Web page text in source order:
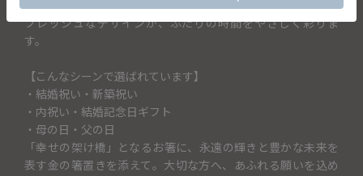
フレッシュなデザインが、ふたりの時間をやさしく彩りま
す。
【こんなシーンで選ばれています】
・結婚祝い・新築祝い
・内祝い・結婚記念日ギフト
・母の日・父の日
「幸せの架け橋」となるお箸に、永遠の輝きと豊かな未来を
表す金の箸置きを添えて。大切な方へ、あふれる願いを込め